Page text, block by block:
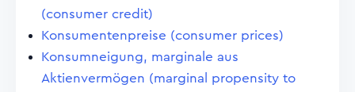
(consumer credit)
Konsumentenpreise (consumer prices)
Konsumneigung, marginale aus
Aktienvermögen (marginal propensity to